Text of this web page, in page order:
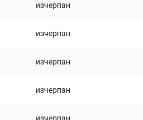
изчерпан
изчерпан
изчерпан
изчерпан